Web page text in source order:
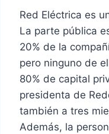
Red Eléctrica es
La parte pública
20% de la
pero ninguno de
80% de capital
presidenta de
también a tres
Además, la